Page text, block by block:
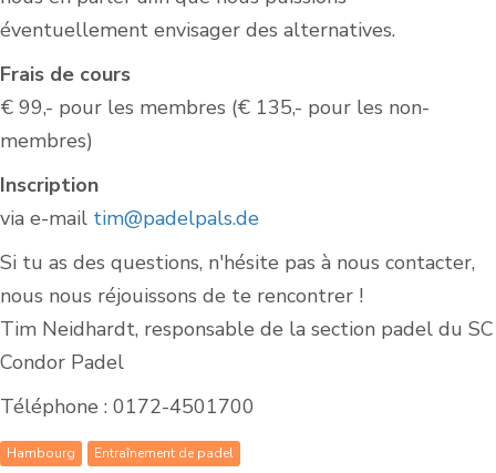
éventuellement envisager des alternatives.
Frais de cours
€ 99,- pour les membres (€ 135,- pour les non-
membres)
Inscription
via e-mail tim@padelpals.de
Si tu as des questions, n'hésite pas à nous contacter,
nous nous réjouissons de te rencontrer !
Tim Neidhardt, responsable de la section padel du SC
Condor Padel
Téléphone : 0172-4501700
Hambourg Entraînement de padel